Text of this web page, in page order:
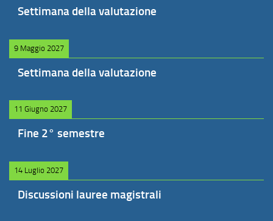
Settimana della valutazione
9 Maggio 2027
Settimana della valutazione
11 Giugno 2027
Fine 2° semestre
14 Luglio 2027
Discussioni lauree magistrali